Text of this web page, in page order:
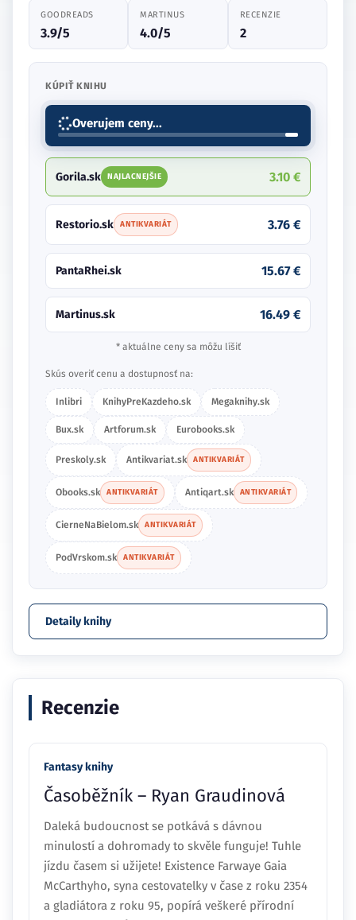
GOODREADS
3.9/5
MARTINUS
4.0/5
RECENZIE
2
KÚPIŤ KNIHU
Overujem ceny...
Gorila.sk NAJLACNEJŠIE 3.10 €
Restorio.sk ANTIKVARIÁT 3.76 €
PantaRhei.sk 15.67 €
Martinus.sk 16.49 €
* aktuálne ceny sa môžu líšiť
Skús overiť cenu a dostupnosť na:
Inlibri KnihyPreKazdeho.sk Megaknihy.sk
Bux.sk Artforum.sk Eurobooks.sk
Preskoly.sk Antikvariat.sk ANTIKVARIÁT
Obooks.sk ANTIKVARIÁT Antiqart.sk ANTIKVARIÁT
CierneNaBielom.sk ANTIKVARIÁT
PodVrskom.sk ANTIKVARIÁT
Detaily knihy
Recenzie
Fantasy knihy
Časoběžník – Ryan Graudinová
Daleká budoucnost se potkává s dávnou
minulostí a dohromady to skvěle funguje! Tuhle
jízdu časem si užijete! Existence Farwaye Gaia
McCarthyho, syna cestovatelky v čase z roku 2354
a gladiátora z roku 95, popírá veškeré přírodní